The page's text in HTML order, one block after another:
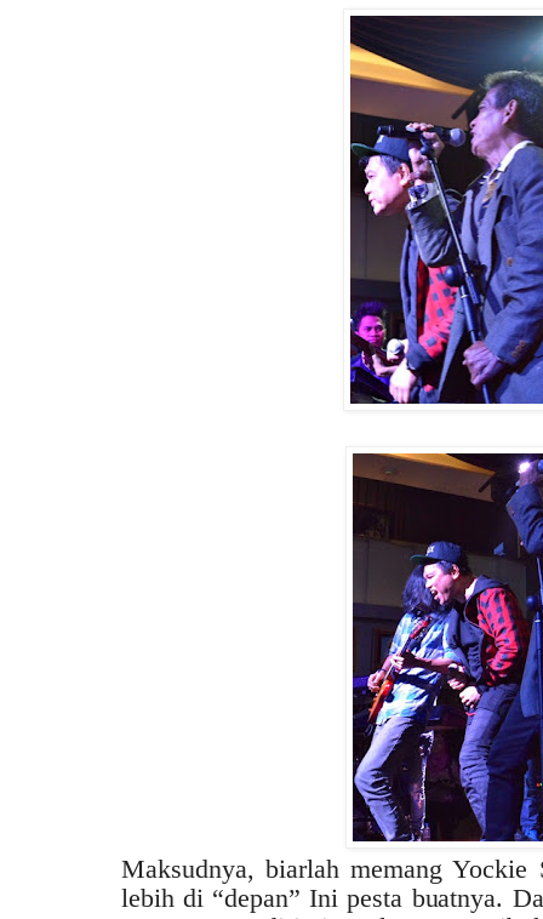
Maksudnya, biarlah memang Yockie
lebih di “depan” Ini pesta buatnya.